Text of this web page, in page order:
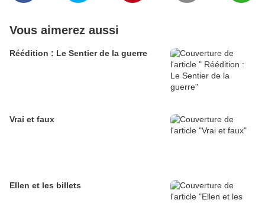
Vous aimerez aussi
Réédition : Le Sentier de la guerre
Vrai et faux
Ellen et les billets